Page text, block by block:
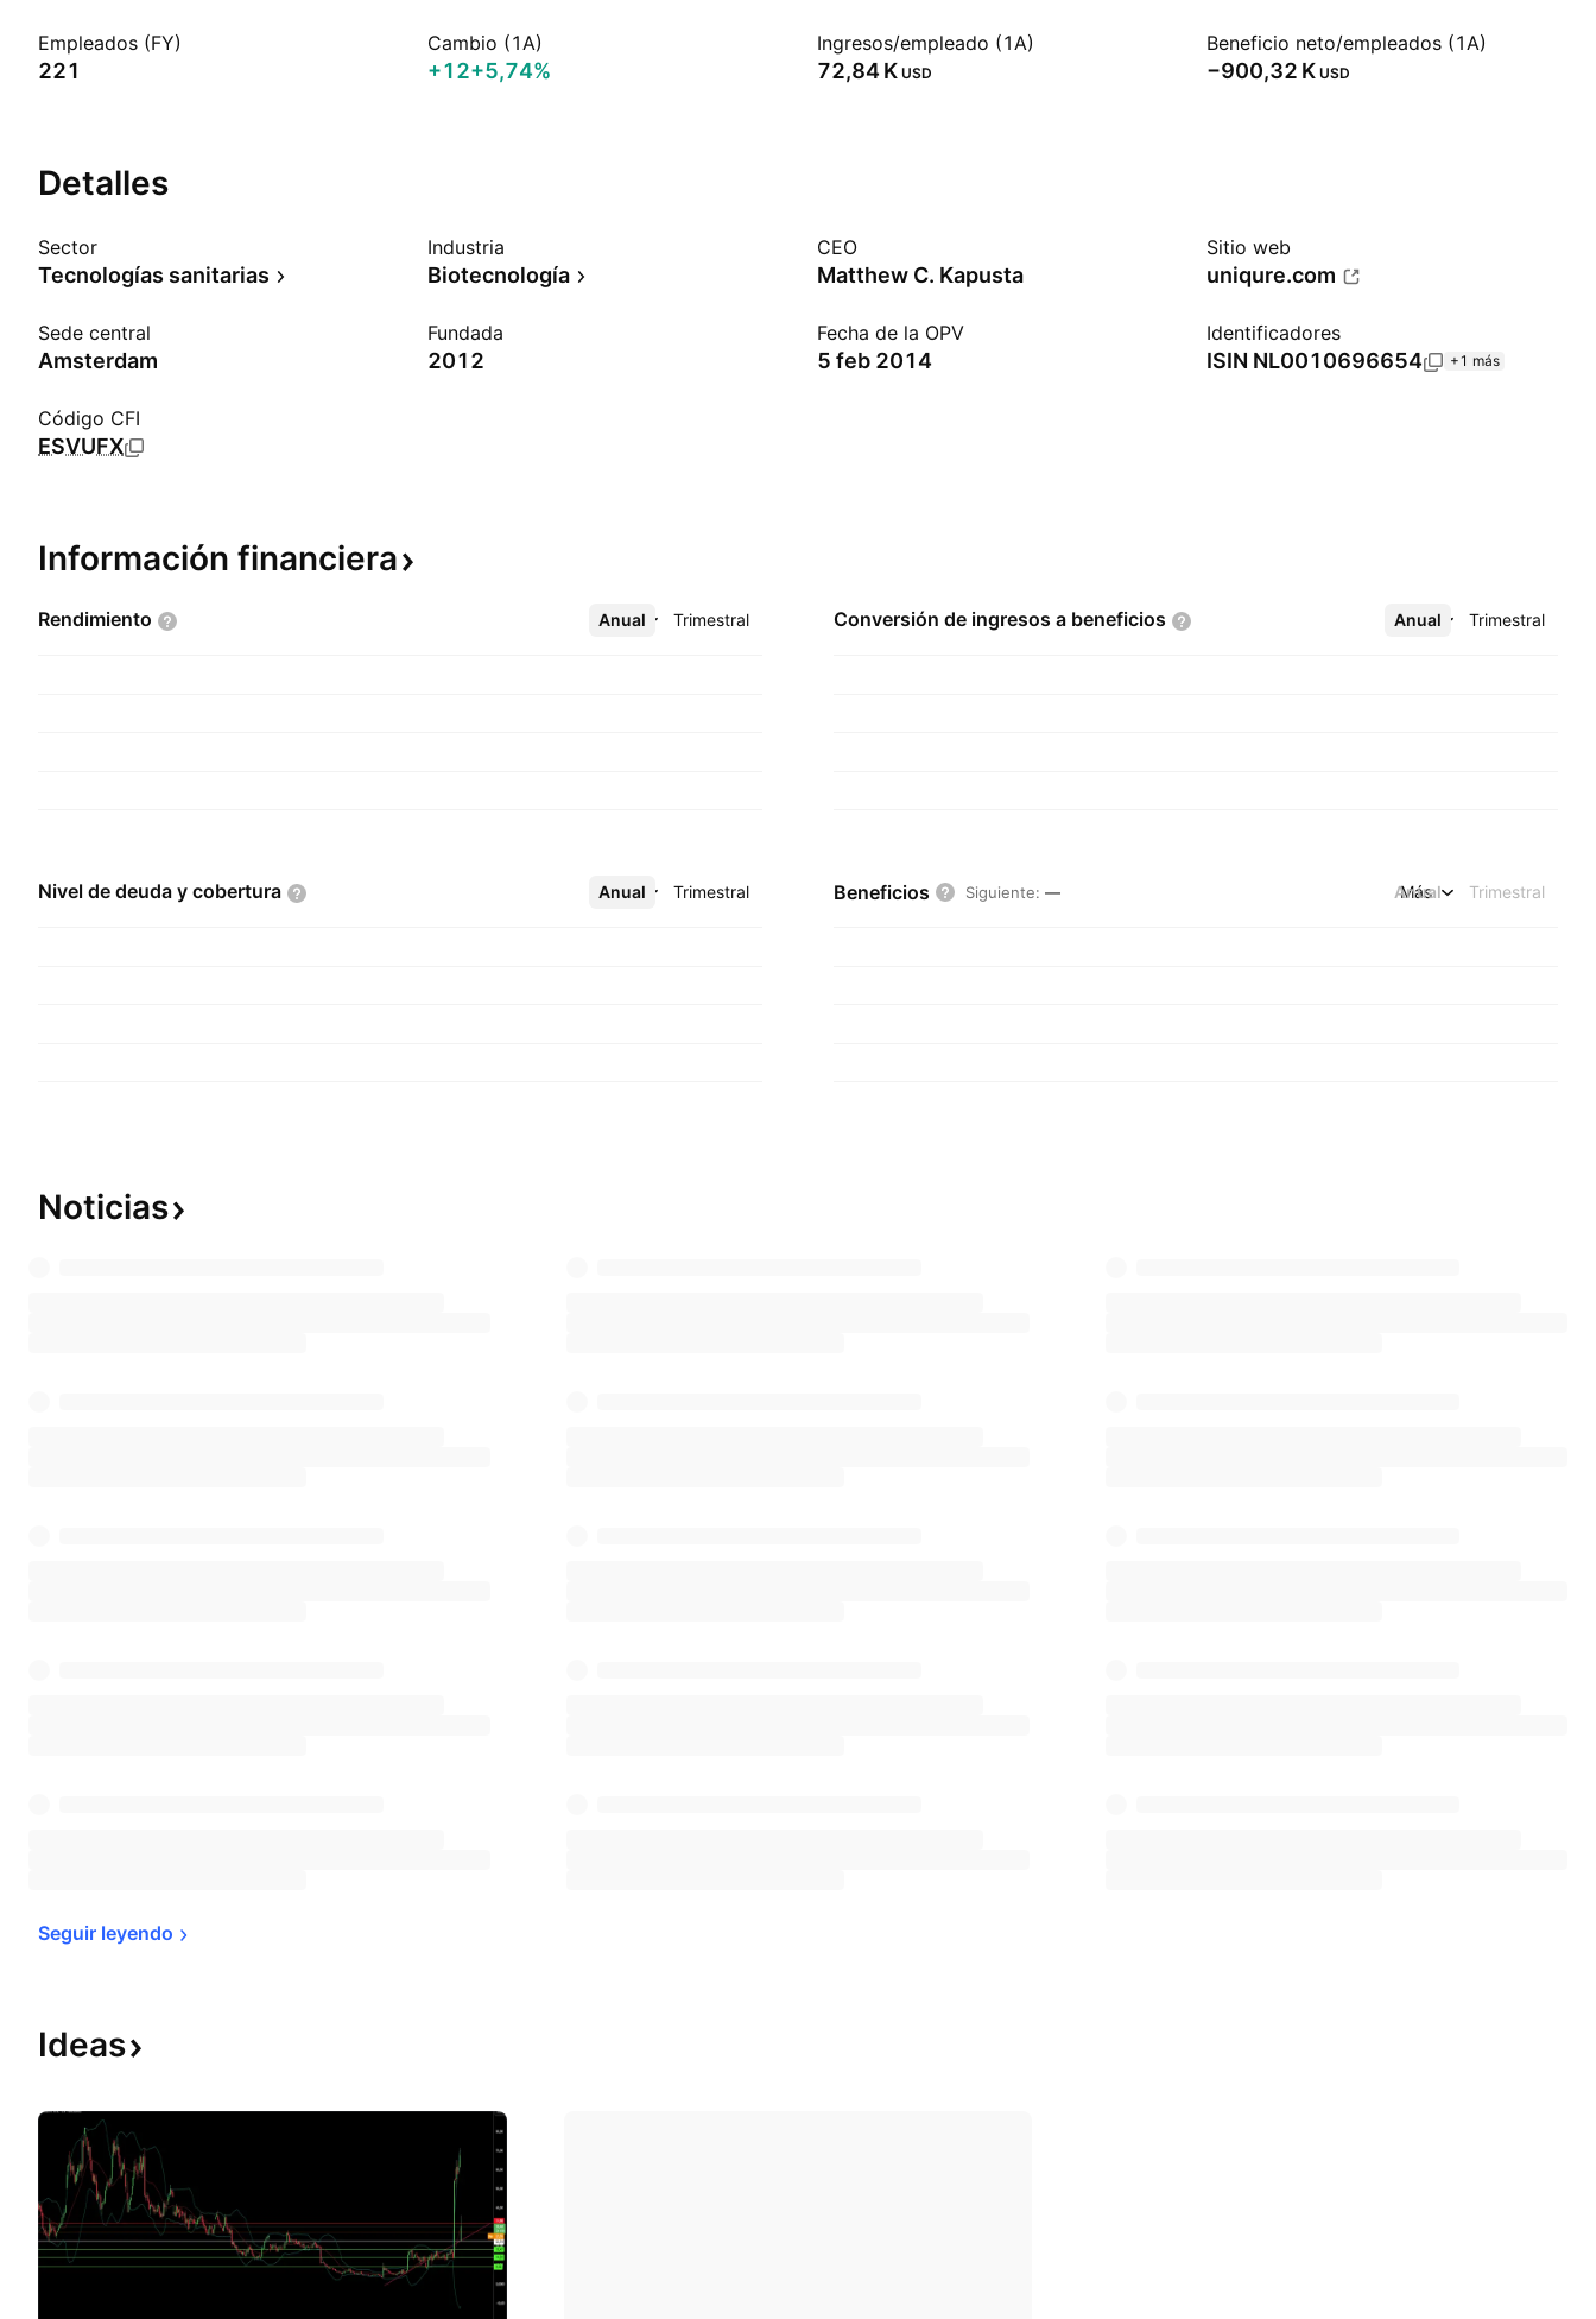
Empleados (FY)
221
Cambio (1A)
+12+5,74%
Ingresos/empleado (1A)
‪72,84 K‬ USD
Beneficio neto/empleados (1A)
‪−900,32 K‬ USD
Detalles
Sector
Tecnologías sanitarias
Industria
Biotecnología
CEO
Matthew C. Kapusta
Sitio web
uniqure.com
Sede central
Amsterdam
Fundada
2012
Fecha de la OPV
5 feb 2014
Identificadores
ISIN NL0010696654 +1 más
Código CFI
ESVUFX
Información financiera
Rendimiento Anual Trimestral
Más Conversión de ingresos a beneficios Anual Trimestral
Más
Nivel de deuda y cobertura Anual Trimestral
Más Beneficios Siguiente: — Anual Trimestral
Más
Noticias
Seguir leyendo
Ideas